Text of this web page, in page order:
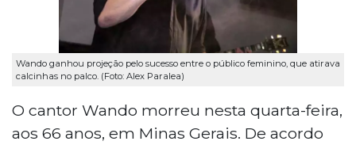
Wando ganhou projeção pelo sucesso entre o público feminino, que atirava
calcinhas no palco. (Foto: Alex Paralea)
O cantor Wando morreu nesta quarta-feira,
aos 66 anos, em Minas Gerais. De acordo